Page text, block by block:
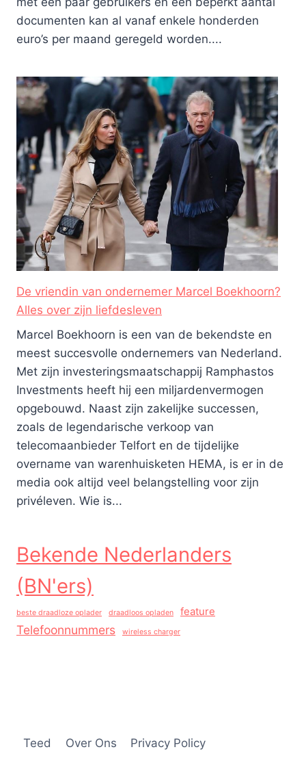
documenten kan al vanaf enkele honderden
euro’s per maand geregeld worden....
De vriendin van ondernemer Marcel Boekhoorn?
Alles over zijn liefdesleven
Marcel Boekhoorn is een van de bekendste en
meest succesvolle ondernemers van Nederland.
Met zijn investeringsmaatschappij Ramphastos
Investments heeft hij een miljardenvermogen
opgebouwd. Naast zijn zakelijke successen,
zoals de legendarische verkoop van
telecomaanbieder Telfort en de tijdelijke
overname van warenhuisketen HEMA, is er in de
media ook altijd veel belangstelling voor zijn
privéleven. Wie is...
Bekende Nederlanders
(BN'ers)
beste draadloze oplader draadloos opladen feature
Telefoonnummers wireless charger
Teed Over Ons Privacy Policy